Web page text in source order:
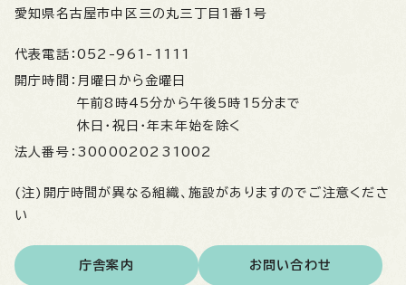
愛知県名古屋市中区三の丸三丁目1番1号
代表電話： 052-961-1111
開庁時間： 月曜日から金曜日
午前8時45分から午後5時15分まで
休日・祝日・年末年始を除く
法人番号： 3000020231002
(注)開庁時間が異なる組織、施設がありますのでご注意くださ
い
庁舎案内 お問い合わせ